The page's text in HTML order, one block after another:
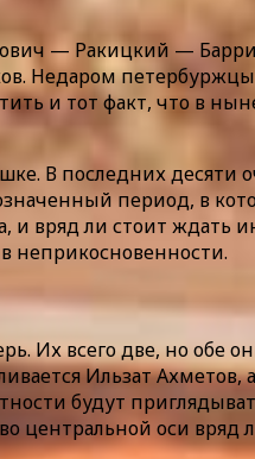
— Ракицкий —
Недаром
и тот факт, что в
В последних
период, в
вряд ли стоит ждать
неприкосновенности.
Их всего две, но обе
Ильзат Ахметов,
будут
центральной оси вряд